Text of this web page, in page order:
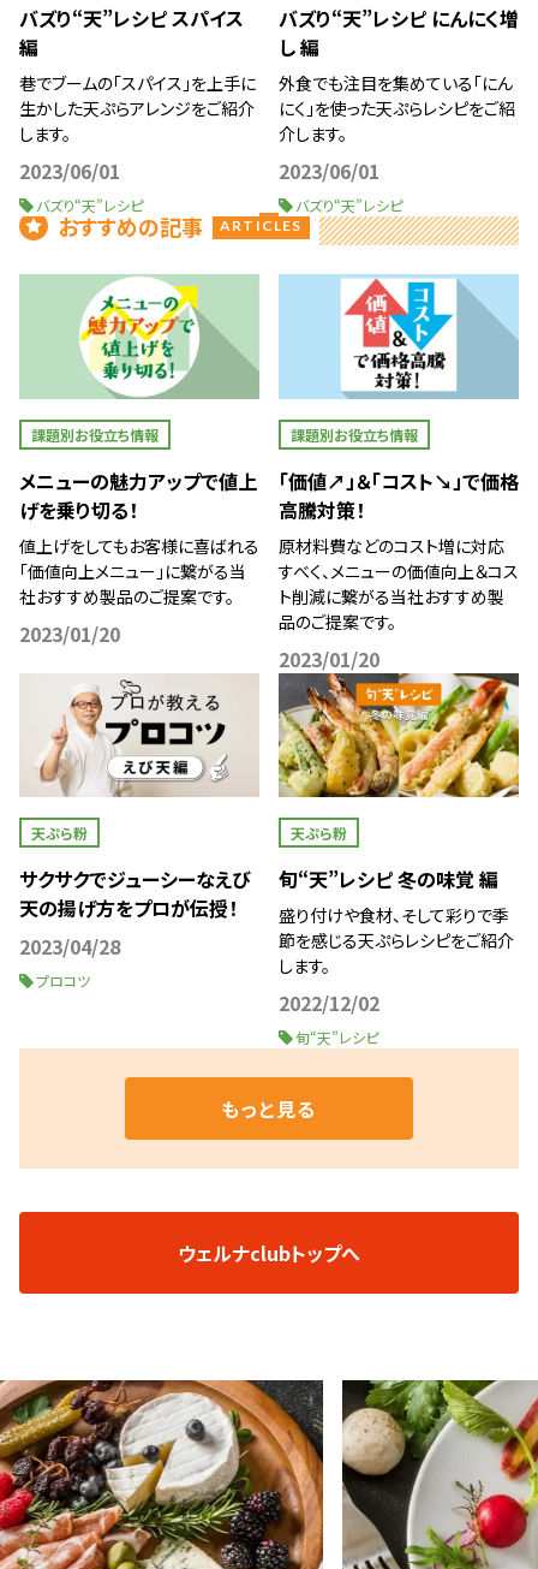
バズり“天”レシピ スパイス
編
巷でブームの「スパイス」を上手に
生かした天ぷらアレンジをご紹介
します。
2023/06/01
バズり“天”レシピ
バズり“天”レシピ にんにく増
し 編
外食でも注目を集めている「にん
にく」を使った天ぷらレシピをご紹
介します。
2023/06/01
バズり“天”レシピ
おすすめの記事 ARTICLES
課題別お役立ち情報
メニューの魅力アップで値上
げを乗り切る！
値上げをしてもお客様に喜ばれる
「価値向上メニュー」に繋がる当
社おすすめ製品のご提案です。
2023/01/20
課題別お役立ち情報
「価値↗」＆「コスト↘」で価格
高騰対策！
原材料費などのコスト増に対応
すべく、メニューの価値向上＆コス
ト削減に繋がる当社おすすめ製
品のご提案です。
2023/01/20
天ぷら粉
サクサクでジューシーなえび
天の揚げ方をプロが伝授！
2023/04/28
プロコツ
天ぷら粉
旬“天”レシピ 冬の味覚 編
盛り付けや食材、そして彩りで季
節を感じる天ぷらレシピをご紹介
します。
2022/12/02
旬“天”レシピ
もっと見る
ウェルナclubトップへ